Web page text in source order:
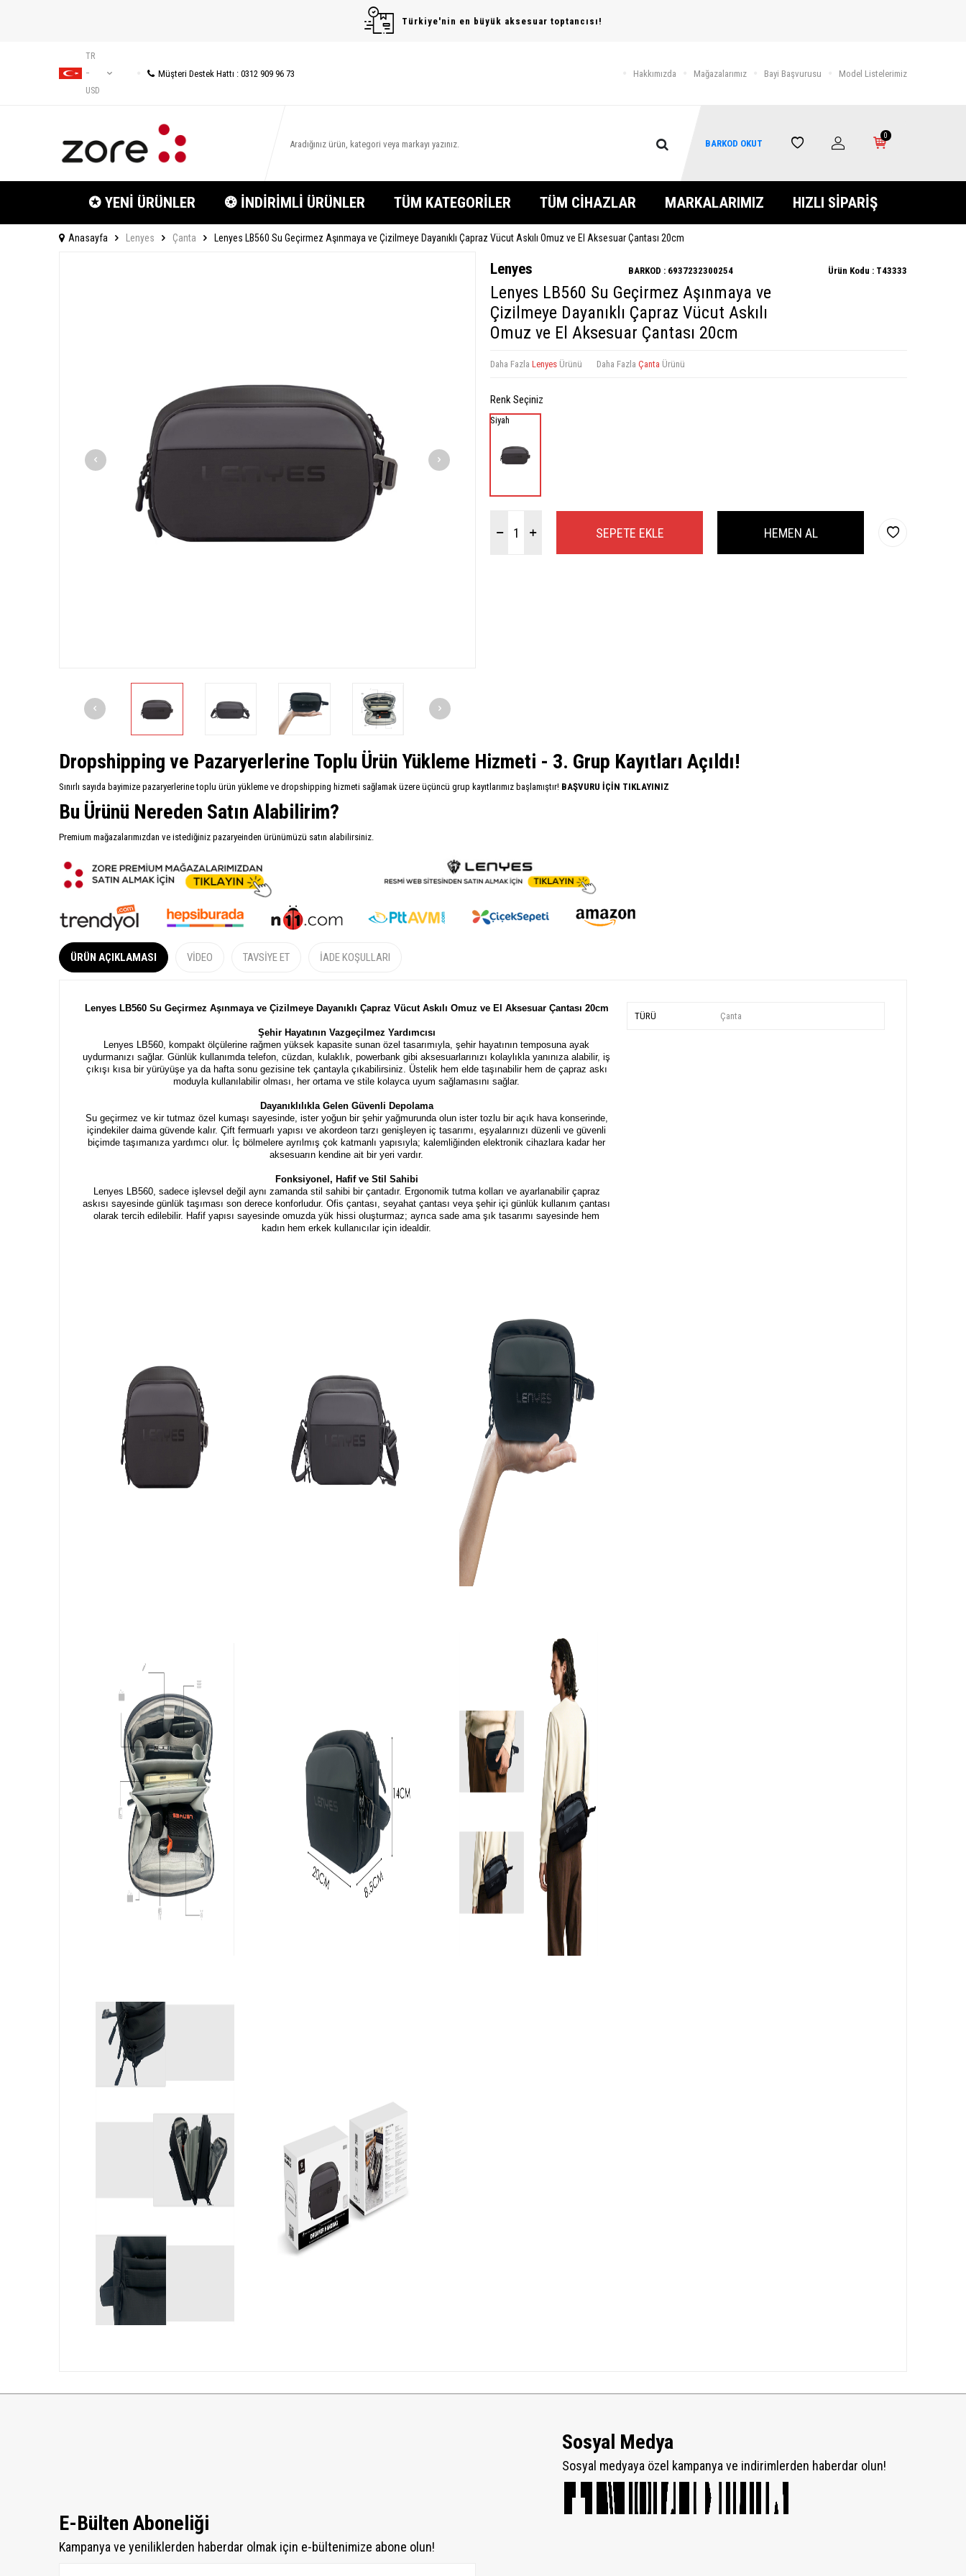
Türkiye'nin en büyük aksesuar toptancısı!
TR
−
USD
Müşteri Destek Hattı : 0312 909 96 73 Hakkımızda Mağazalarımız Bayi Başvurusu Model Listelerimiz
BARKOD OKUT
0
✪ YENİ ÜRÜNLER ❂ İNDİRİMLİ ÜRÜNLER TÜM KATEGORİLER TÜM CİHAZLAR MARKALARIMIZ HIZLI SİPARİŞ
Anasayfa Lenyes Çanta Lenyes LB560 Su Geçirmez Aşınmaya ve Çizilmeye Dayanıklı Çapraz Vücut Askılı Omuz ve El Aksesuar Çantası 20cm
Lenyes BARKOD : 6937232300254 Ürün Kodu : T43333
Lenyes LB560 Su Geçirmez Aşınmaya ve
Çizilmeye Dayanıklı Çapraz Vücut Askılı
Omuz ve El Aksesuar Çantası 20cm
Daha Fazla Lenyes Ürünü Daha Fazla Çanta Ürünü
Renk Seçiniz
Siyah
SEPETE EKLE HEMEN AL
Dropshipping ve Pazaryerlerine Toplu Ürün Yükleme Hizmeti - 3. Grup Kayıtları Açıldı!
Sınırlı sayıda bayimize pazaryerlerine toplu ürün yükleme ve dropshipping hizmeti sağlamak üzere üçüncü grup kayıtlarımız başlamıştır! BAŞVURU İÇİN TIKLAYINIZ
Bu Ürünü Nereden Satın Alabilirim?
Premium mağazalarımızdan ve istediğiniz pazaryeinden ürünümüzü satın alabilirsiniz.
ÜRÜN AÇIKLAMASI VIDEO TAVSIYE ET İADE KOŞULLARI
Lenyes LB560 Su Geçirmez Aşınmaya ve Çizilmeye Dayanıklı Çapraz Vücut Askılı Omuz ve El Aksesuar Çantası 20cm
Şehir Hayatının Vazgeçilmez Yardımcısı
Lenyes LB560, kompakt ölçülerine rağmen yüksek kapasite sunan özel tasarımıyla, şehir hayatının temposuna ayak
uydurmanızı sağlar. Günlük kullanımda telefon, cüzdan, kulaklık, powerbank gibi aksesuarlarınızı kolaylıkla yanınıza alabilir, iş
çıkışı kısa bir yürüyüşe ya da hafta sonu gezisine tek çantayla çıkabilirsiniz. Üstelik hem elde taşınabilir hem de çapraz askı
moduyla kullanılabilir olması, her ortama ve stile kolayca uyum sağlamasını sağlar.
Dayanıklılıkla Gelen Güvenli Depolama
Su geçirmez ve kir tutmaz özel kumaşı sayesinde, ister yoğun bir şehir yağmurunda olun ister tozlu bir açık hava konserinde,
içindekiler daima güvende kalır. Çift fermuarlı yapısı ve akordeon tarzı genişleyen iç tasarımı, eşyalarınızı düzenli ve güvenli
biçimde taşımanıza yardımcı olur. İç bölmelere ayrılmış çok katmanlı yapısıyla; kalemliğinden elektronik cihazlara kadar her
aksesuarın kendine ait bir yeri vardır.
Fonksiyonel, Hafif ve Stil Sahibi
Lenyes LB560, sadece işlevsel değil aynı zamanda stil sahibi bir çantadır. Ergonomik tutma kolları ve ayarlanabilir çapraz
askısı sayesinde günlük taşıması son derece konforludur. Ofis çantası, seyahat çantası veya şehir içi günlük kullanım çantası
olarak tercih edilebilir. Hafif yapısı sayesinde omuzda yük hissi oluşturmaz; ayrıca sade ama şık tasarımı sayesinde hem
kadın hem erkek kullanıcılar için idealdir.
TÜRÜ Çanta
E-Bülten Aboneliği
Kampanya ve yeniliklerden haberdar olmak için e-bültenimize abone olun!
Sosyal Medya
Sosyal medyaya özel kampanya ve indirimlerden haberdar olun!